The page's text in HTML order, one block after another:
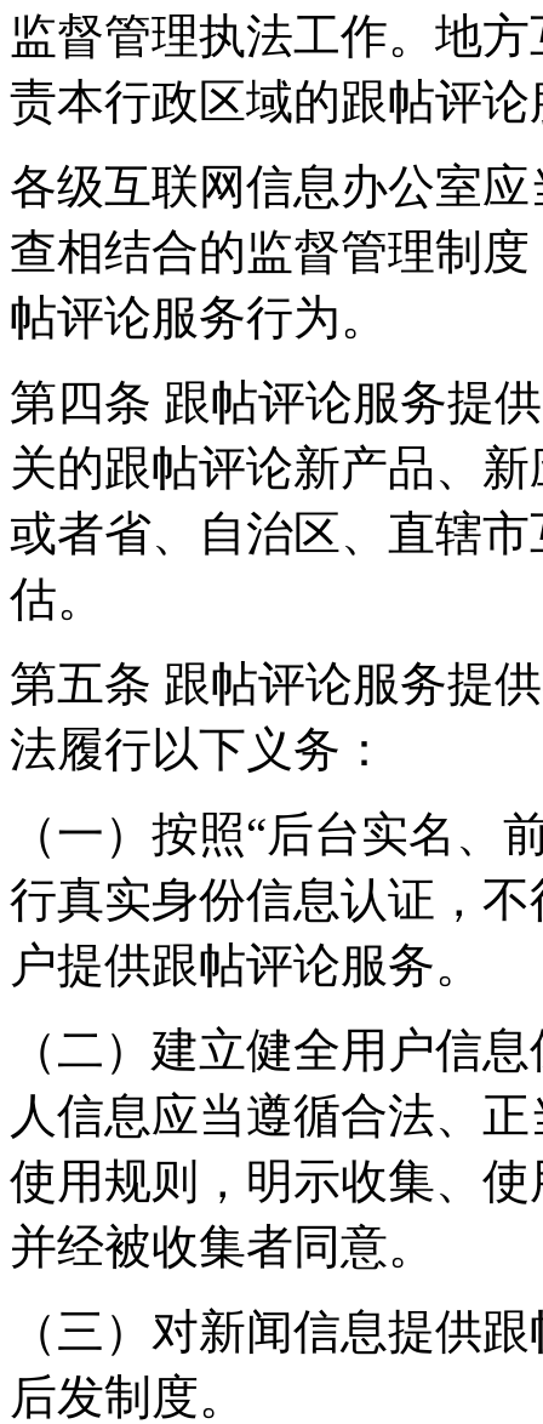
监督管理执法工作。地
责本行政区域的跟帖评
各级互联网信息办公室
查相结合的监督管理制
帖评论服务行为。
第四条 跟帖评论服务提
关的跟帖评论新产品、
或者省、自治区、直辖
估。
第五条 跟帖评论服务提
法履行以下义务：
（一）按照“后台实名、
行真实身份信息认证，
户提供跟帖评论服务。
（二）建立健全用户信
人信息应当遵循合法、
使用规则，明示收集、
并经被收集者同意。
（三）对新闻信息提供
后发制度。